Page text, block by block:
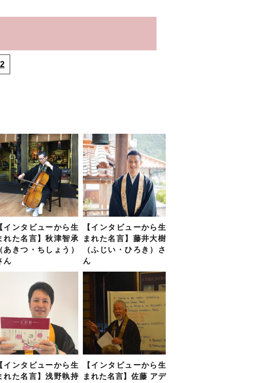
2
【インタビューから生
れた名言】秋津智承
（あきつ・ちしょう）
ん
【インタビューから生
まれた名言】藤井大樹
（ふじい・ひろき）さ
ん
【インタビューから生
れた名言】浅野執持
【インタビューから生
まれた名言】佐藤 アデ